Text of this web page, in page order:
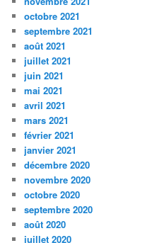
octobre 2021
septembre 2021
août 2021
juillet 2021
juin 2021
mai 2021
avril 2021
mars 2021
février 2021
janvier 2021
décembre 2020
novembre 2020
octobre 2020
septembre 2020
août 2020
juillet 2020